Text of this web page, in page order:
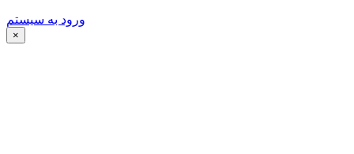
ورود به سیستم
×